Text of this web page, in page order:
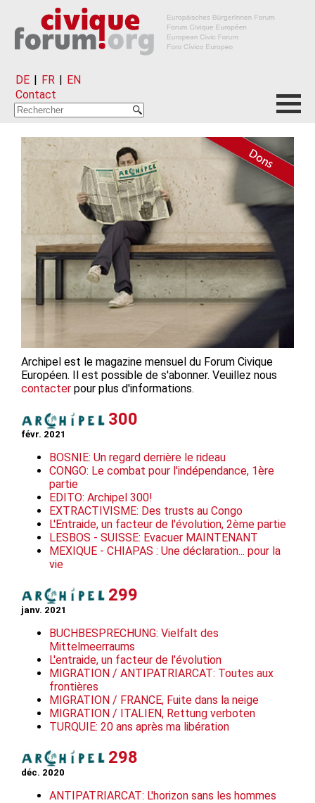
DE | FR | EN
Contact
Archipel est le magazine mensuel du Forum Civique
Européen. Il est possible de s'abonner. Veuillez nous
contacter pour plus d'informations.
300
févr. 2021
BOSNIE: Un regard derrière le rideau
CONGO: Le combat pour l'indépendance, 1ère
partie
EDITO: Archipel 300!
EXTRACTIVISME: Des trusts au Congo
L'Entraide, un facteur de l'évolution, 2ème partie
LESBOS - SUISSE: Evacuer MAINTENANT
MEXIQUE - CHIAPAS : Une déclaration... pour la
vie
299
janv. 2021
BUCHBESPRECHUNG: Vielfalt des
Mittelmeerraums
L'entraide, un facteur de l'évolution
MIGRATION / ANTIPATRIARCAT: Toutes aux
frontières
MIGRATION / FRANCE, Fuite dans la neige
MIGRATION / ITALIEN, Rettung verboten
TURQUIE: 20 ans après ma libération
298
déc. 2020
ANTIPATRIARCAT: L'horizon sans les hommes